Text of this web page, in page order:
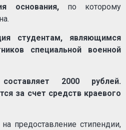
основания,по которому
студентам, являющимся
специальной военной
2000 рублей.
за счет средств краевого
предоставление стипендии,